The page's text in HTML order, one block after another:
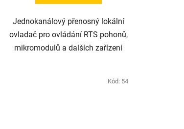
Jednokanálový přenosný lokální
ovladač pro ovládání RTS pohonů,
mikromodulů a dalších zařízení
Kód: 54